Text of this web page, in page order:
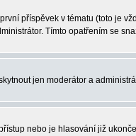
příspěvek v tématu (toto je
Tímto opatřením se
jen moderátor a
nebo je hlasování již